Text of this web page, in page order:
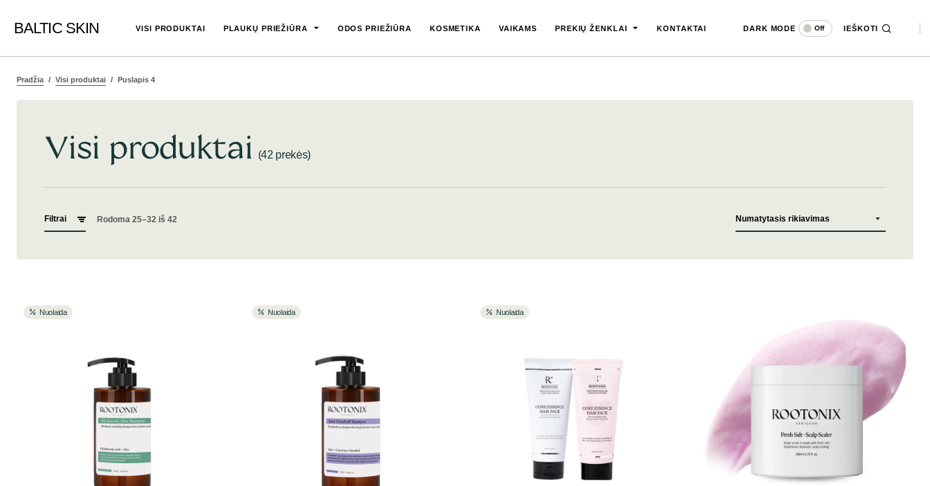
BALTIC SKIN VISI PRODUKTAI PLAUKŲ PRIEŽIŪRA ODOS PRIEŽIŪRA KOSMETIKA VAIKAMS PREKIŲ ŽENKLAI KONTAKTAI DARK MODE Off IEŠKOTI
Pradžia Visi produktai Puslapis 4
Visi produktai (42 prekės)
Filtrai Rodoma 25–32 iš 42
Nuolaida Nuolaida Nuolaida